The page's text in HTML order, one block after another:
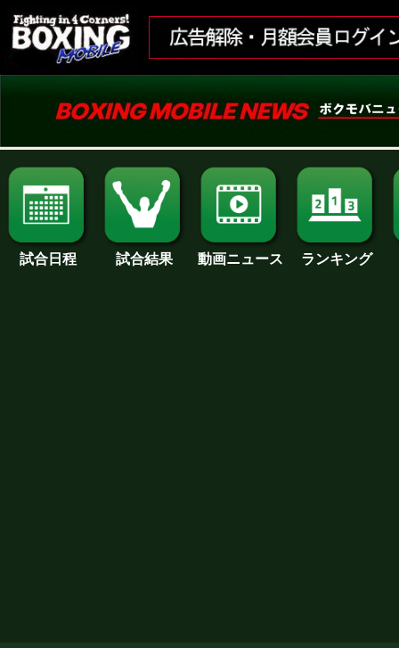
試合日程 試合結果 動画ニュース ランキング